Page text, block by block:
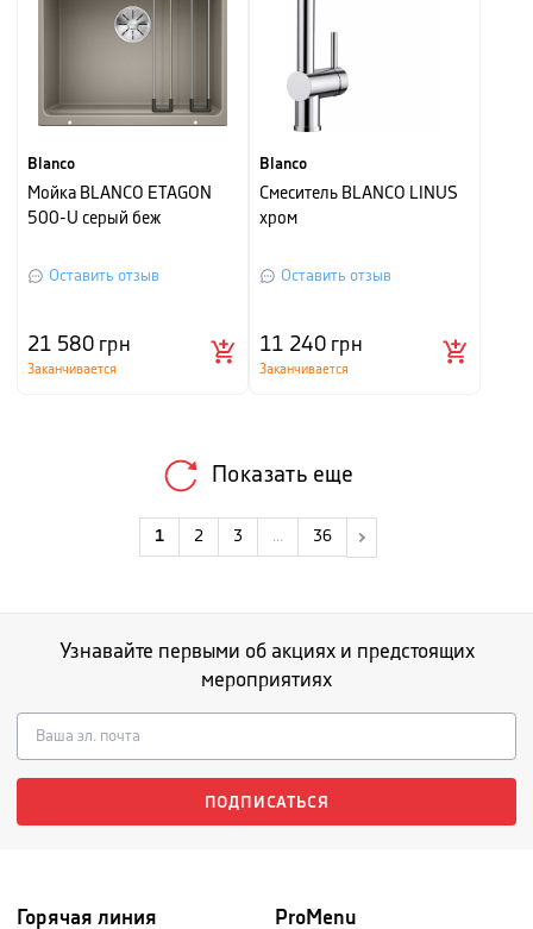
Blanco
Мойка BLANCO ETAGON
500-U серый беж
Оставить отзыв
21 580грн
Заканчивается
Blanco
Смеситель BLANCO LINUS
хром
Оставить отзыв
11 240грн
Заканчивается
Показать еще
1 2 3 ... 36
Узнавайте первыми об акциях и предстоящих
мероприятиях
ПОДПИСАТЬСЯ
Горячая линия ProMenu